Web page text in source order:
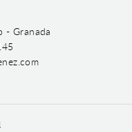
- Granada